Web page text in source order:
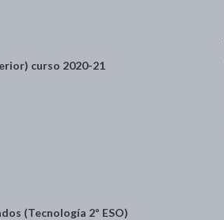
curso 2020-21
(Tecnología 2º ESO)